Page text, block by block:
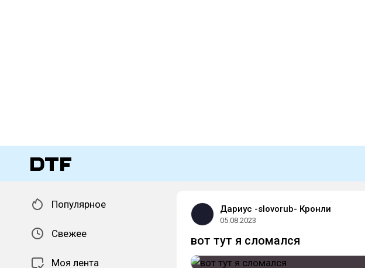
Популярное
Свежее
Моя лента
Дариус -slovorub- Кронли
05.08.2023
вот тут я сломался